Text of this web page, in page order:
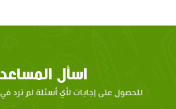
اسأل
للحصول على إجابات لأي أسئلة لم ترد في